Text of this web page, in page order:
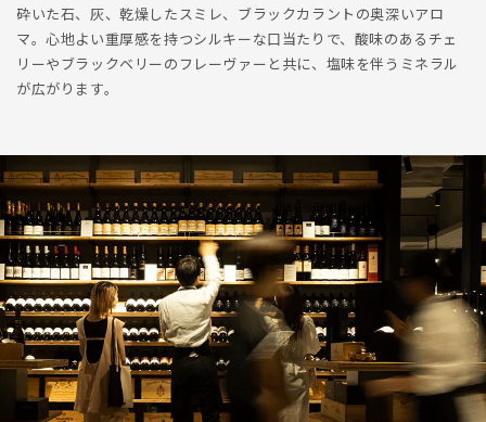
砕いた石、灰、乾燥したスミレ、ブラックカラントの奥深いアロ
マ。心地よい重厚感を持つシルキーな口当たりで、酸味のあるチェ
リーやブラックベリーのフレーヴァーと共に、塩味を伴うミネラル
が広がります。